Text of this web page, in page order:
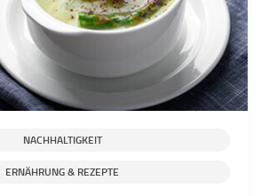
NACHHALTIGKEIT
ERNÄHRUNG & REZEPTE